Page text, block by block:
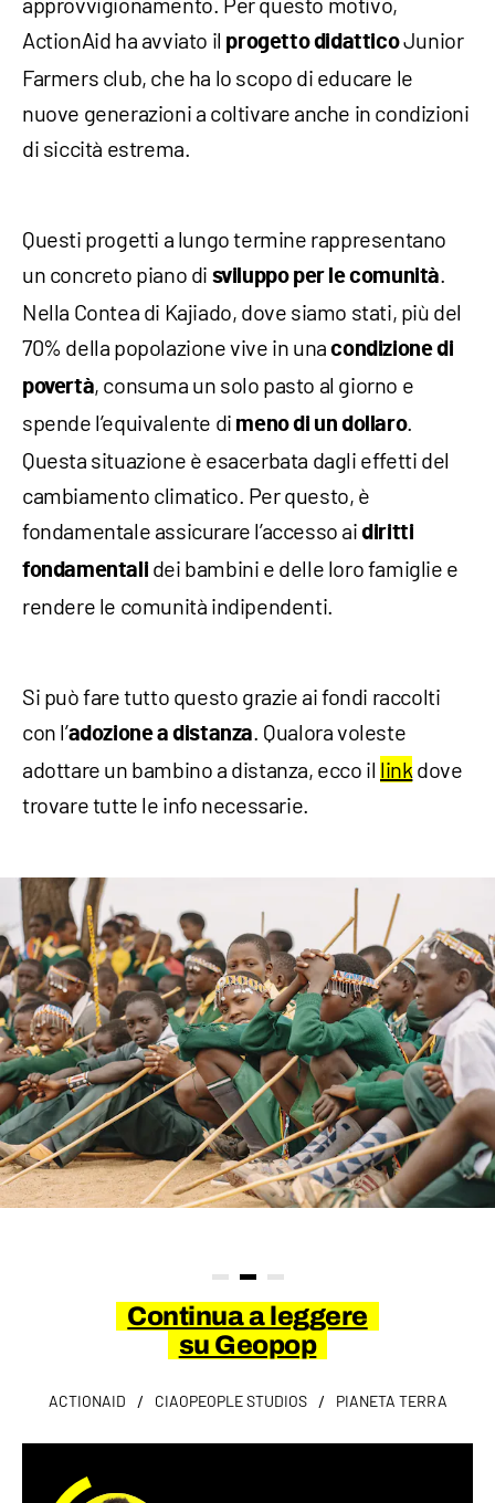
ActionAid ha avviato il progetto didatticoJunior
Farmers club, che ha lo scopo di educare le
nuove generazioni a coltivare anche in condizioni
di siccità estrema.
Questi progetti a lungo termine rappresentano
un concreto piano di sviluppo per le comunità.
Nella Contea di Kajiado, dove siamo stati, più del
70% della popolazione vive in unacondizione di
povertà, consuma un solo pasto al giorno e
spende l’equivalente di meno di un dollaro.
Questa situazione è esacerbata dagli effetti del
cambiamento climatico. Per questo, è
fondamentale assicurare l’accesso aidiritti
fondamentali dei bambini e delle loro famiglie e
rendere le comunità indipendenti.
Si può fare tutto questo grazie ai fondi raccolti
con l’adozione a distanza. Qualora voleste
adottare un bambino a distanza, ecco il link dove
trovare tutte le info necessarie.
Continua a leggere
su Geopop
ACTIONAID / CIAOPEOPLE STUDIOS / PIANETA TERRA